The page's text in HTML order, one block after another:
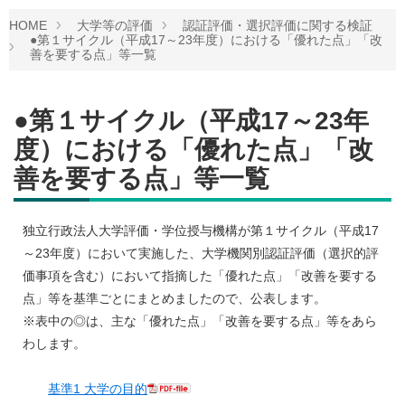
HOME 大学等の評価
認証評価・選択評価に関する検証
●第１サイクル（平成17～23年度）における「優れた点」「改
善を要する点」等一覧
●第１サイクル（平成17～23年
度）における「優れた点」「改
善を要する点」等一覧
独立行政法人大学評価・学位授与機構が第１サイクル（平成17
～23年度）において実施した、大学機関別認証評価（選択的評
価事項を含む）において指摘した「優れた点」「改善を要する
点」等を基準ごとにまとめましたので、公表します。
※表中の◎は、主な「優れた点」「改善を要する点」等をあら
わします。
基準1 大学の目的